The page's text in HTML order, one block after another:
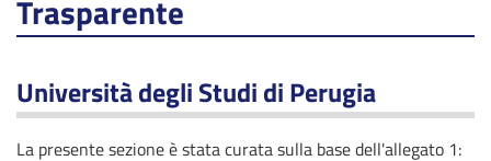
Trasparente
Università degli Studi di Perugia
La presente sezione è stata curata sulla base dell'allegato 1: